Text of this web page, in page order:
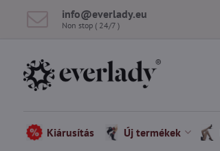
info​@everlady​.eu
Non stop ( 24/7 )
Kiárusítás Új termékek